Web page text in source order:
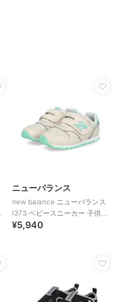
ニューバランス
new balance ニューバランス
I373 ベビースニーカー 子供靴
ワンベルト
¥5,940